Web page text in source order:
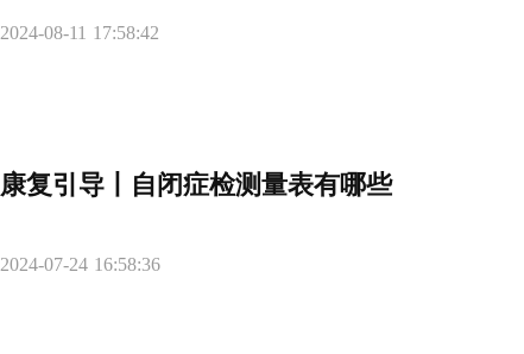
2024-08-11 17:58:42
康复引导丨自闭症检测量表有哪些
2024-07-24 16:58:36